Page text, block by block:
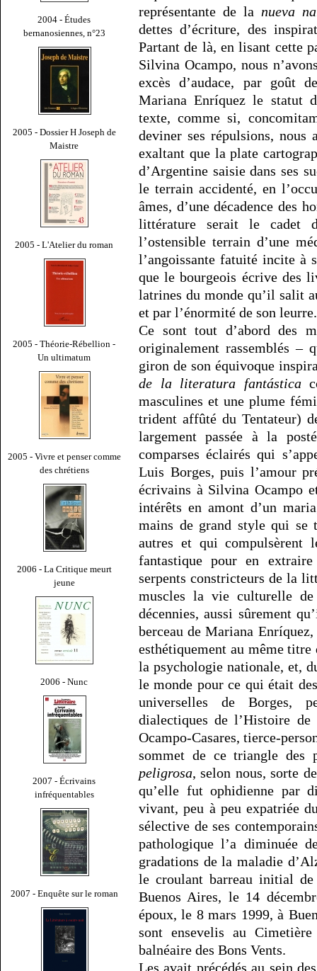
2004 - Études
bernanosiennes, n°23
2005 - Dossier H Joseph de
Maistre
2005 - L'Atelier du roman
2005 - Théorie-Rébellion -
Un ultimatum
2005 - Vivre et penser comme
des chrétiens
2006 - La Critique meurt
jeune
2006 - Nunc
2007 - Écrivains
infréquentables
2007 - Enquête sur le roman
représentante de la nueva
dettes d’écriture, des
Partant de là, en lisant cette
Silvina Ocampo, nous
excès d’audace, par goût
Mariana Enríquez le statut
texte, comme si,
deviner ses répulsions, nous
exaltant que la plate
d’Argentine saisie dans ses
le terrain accidenté, en
âmes, d’une décadence des
littérature serait le cadet
l’ostensible terrain d’une
l’angoissante fatuité incite à
que le bourgeois écrive des
latrines du monde qu’il salit
et par l’énormité de son leurre.
Ce sont tout d’abord des
originalement rassemblés –
giron de son équivoque
de la literatura fantástica
masculines et une plume
trident affûté du Tentateur)
largement passée à la
comparses éclairés qui
Luis Borges, puis l’amour
écrivains à Silvina Ocampo
intérêts en amont d’un
mains de grand style qui se
autres et qui compulsèrent
fantastique pour en
serpents constricteurs de la
muscles la vie culturelle de
décennies, aussi sûrement
berceau de Mariana
esthétiquement au même
la psychologie nationale, et,
le monde pour ce qui était
universelles de Borges,
dialectiques de l’Histoire
Ocampo-Casares, tierce-
sommet de ce triangle des
peligrosa, selon nous, sorte
qu’elle fut ophidienne par
vivant, peu à peu expatriée
sélective de ses
pathologique l’a diminuée
gradations de la maladie
le croulant barreau initial de
Buenos Aires, le 14
époux, le 8 mars 1999, à
sont ensevelis au
balnéaire des Bons Vents.
Les avait précédés au sein